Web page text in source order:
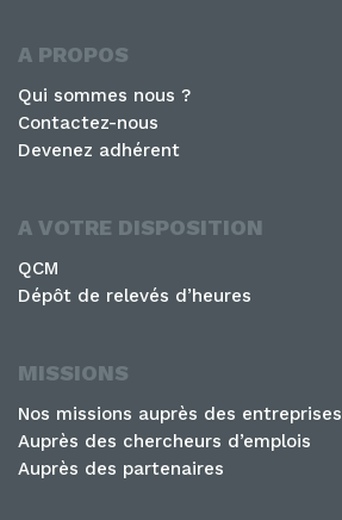
A PROPOS
Qui sommes nous ?
Contactez-nous
Devenez adhérent
A VOTRE DISPOSITION
QCM
Dépôt de relevés d’heures
MISSIONS
Nos missions auprès des entreprises
Auprès des chercheurs d’emplois
Auprès des partenaires